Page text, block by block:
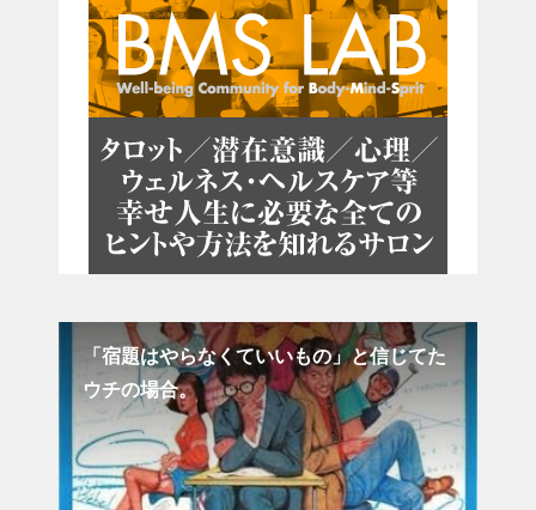
「宿題はやらなくていいもの」と信じてた
ウチの場合。